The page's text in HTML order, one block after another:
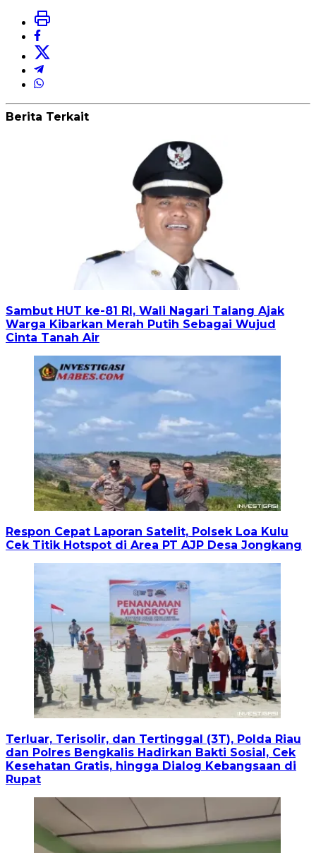
Berita Terkait
Sambut HUT ke-81 RI, Wali Nagari Talang Ajak
Warga Kibarkan Merah Putih Sebagai Wujud
Cinta Tanah Air
Respon Cepat Laporan Satelit, Polsek Loa Kulu
Cek Titik Hotspot di Area PT AJP Desa Jongkang
Terluar, Terisolir, dan Tertinggal (3T), Polda Riau
dan Polres Bengkalis Hadirkan Bakti Sosial, Cek
Kesehatan Gratis, hingga Dialog Kebangsaan di
Rupat